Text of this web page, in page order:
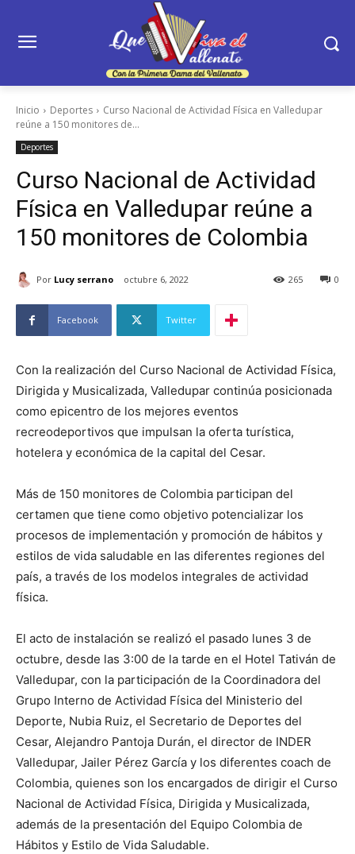
Inicio Deportes
Curso Nacional de Actividad Física en Valledupar
reúne a 150 monitores de...
Deportes
Curso Nacional de Actividad
Física en Valledupar reúne a
150 monitores de Colombia
Por Lucy serrano octubre 6, 2022 0
265
Facebook Twitter
Con la realización del Curso Nacional de Actividad Física,
Dirigida y Musicalizada, Valledupar continúa posicionada
como epicentro de los mejores eventos
recreodeportivos que impulsan la oferta turística,
hotelera y económica de la capital del Cesar.
Más de 150 monitores de Colombia participan del
certamen que tiene como objetivo potencializar los
procesos de implementación y promoción de hábitos y
estilos de vida saludable en las diferentes regiones del
país, a través de los modelos integrales de actividad
física.
El acto de instalación se realizó el pasado lunes 3 de
octubre, desde las 3:00 de la tarde en el Hotel Tativán de
Valledupar, con la participación de la Coordinadora del
Grupo Interno de Actividad Física del Ministerio del
Deporte, Nubia Ruiz, el Secretario de Deportes del
Cesar, Alejandro Pantoja Durán, el director de INDER
Valledupar, Jailer Pérez García y los diferentes coach de
Colombia, quienes son los encargados de dirigir el Curso
Nacional de Actividad Física, Dirigida y Musicalizada,
además de la presentación del Equipo Colombia de
Hábitos y Estilo de Vida Saludable.